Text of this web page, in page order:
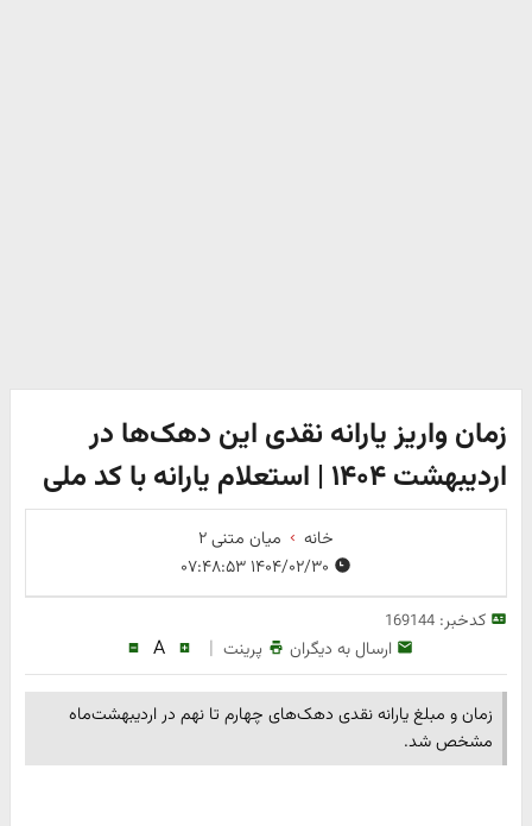
زمان واریز یارانه نقدی این دهک‌ها در
اردیبهشت ۱۴۰۴ | استعلام یارانه با کد ملی
خانه
میان متنی ۲
کدخبر:169144
ارسال به دیگران پرینت |
A
زمان و مبلغ یارانه نقدی دهک‌های چهارم تا نهم در اردیبهشت‌ماه
مشخص شد.